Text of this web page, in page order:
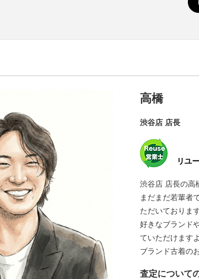
高橋
渋谷店 店長
リユ
渋谷店 店長の高
まだまだ若輩者
ただいております
好きなブランド
ていただけます
ブランド古着の
査定について